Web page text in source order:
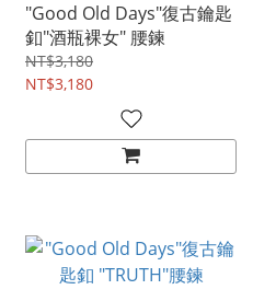
"Good Old Days"復古鑰匙
釦"酒瓶裸女" 腰鍊
NT$3,180
NT$3,180